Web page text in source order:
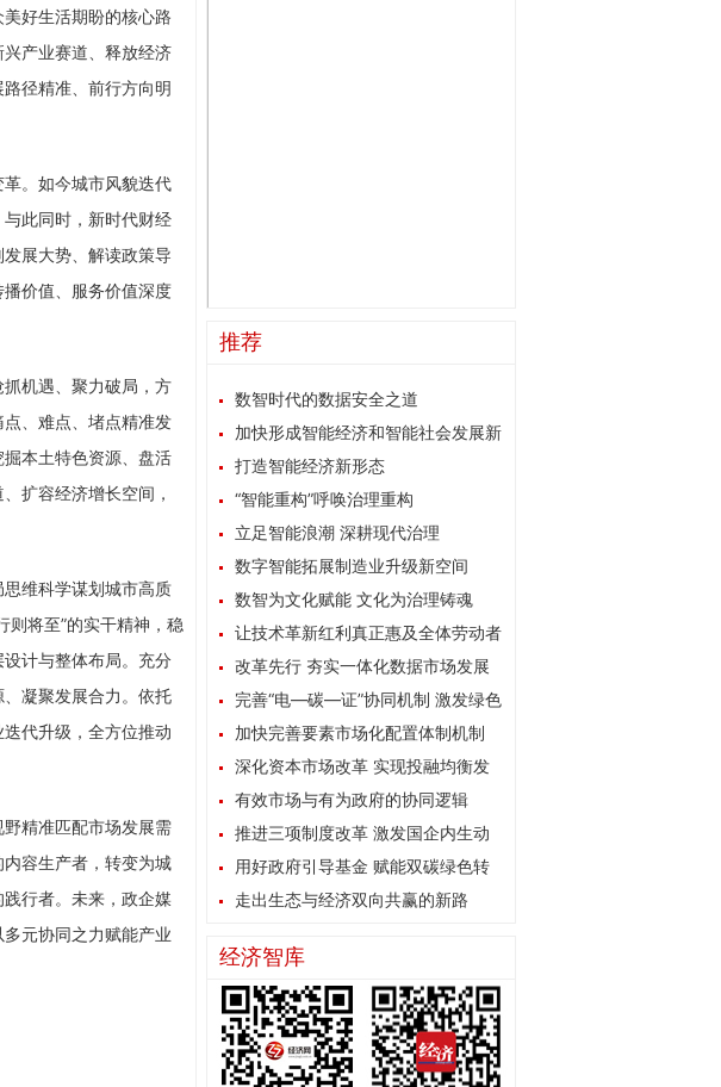
好生活期盼的核心路
产业赛道、释放经济
径精准、前行方向明
。如今城市风貌迭代
此同时，新时代财经
展大势、解读政策导
价值、服务价值深度
机遇、聚力破局，方
、难点、堵点精准发
本土特色资源、盘活
扩容经济增长空间，
维科学谋划城市高质
则将至”的实干精神，稳
计与整体布局。充分
凝聚发展合力。依托
代升级，全方位推动
精准匹配市场发展需
容生产者，转变为城
行者。未来，政企媒
元协同之力赋能产业
推荐
数智时代的数据安全之道
加快形成智能经济和智能社会发展新
格局打造智能经济新形态
“智能重构”呼唤治理重构
立足智能浪潮 深耕现代治理
数字智能拓展制造业升级新空间
数智为文化赋能 文化为治理铸魂
让技术革新红利真正惠及全体劳动者
改革先行 夯实一体化数据市场发展
根基完善“电—碳—证”协同机制 激发绿色
能源消费内生动力
加快完善要素市场化配置体制机制
深化资本市场改革 实现投融均衡发
展有效市场与有为政府的协同逻辑
推进三项制度改革 激发国企内生动
力 用好政府引导基金 赋能双碳绿色转
型 走出生态与经济双向共赢的新路
经济智库